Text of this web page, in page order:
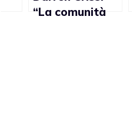
“La comunità